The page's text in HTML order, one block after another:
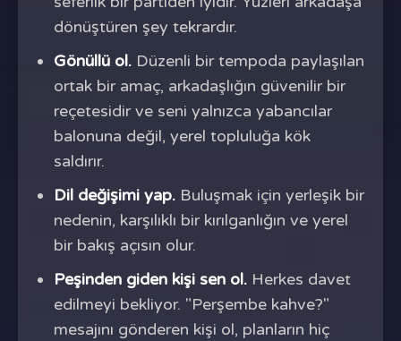
dönüştüren şey tekrardır.
Gönüllü ol. Düzenli bir tempoda paylaşılan
ortak bir amaç, arkadaşlığın güvenilir bir
reçetesidir ve seni yalnızca yabancılar
balonuna değil, yerel topluluğa kök
saldırır.
Dil değişimi yap. Buluşmak için yerleşik bir
nedenin, karşılıklı bir kırılganlığın ve yerel
bir bakış açısın olur.
Peşinden giden kişi sen ol. Herkes davet
edilmeyi bekliyor. "Perşembe kahve?"
mesajını gönderen kişi ol, planların hiç